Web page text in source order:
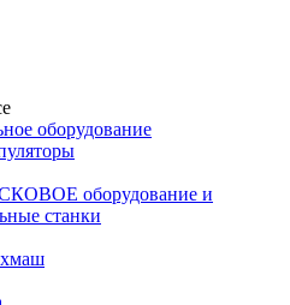
оборудование
оборудование и
станки